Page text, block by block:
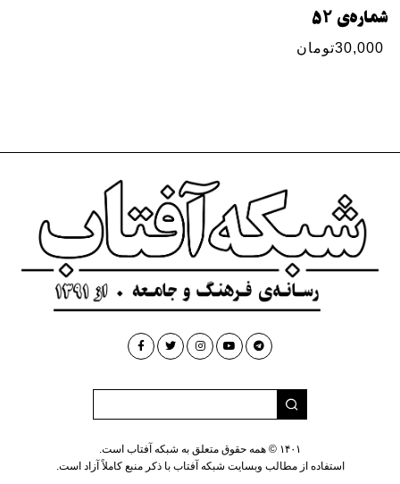
شماره‌ی ۵۲
30,000تومان
۱۴۰۱ © همه حقوق متعلق به شبکه آفتاب است.
استفاده از مطالب وبسایت شبکه آفتاب با ذکر منبع کاملاً آزاد است.